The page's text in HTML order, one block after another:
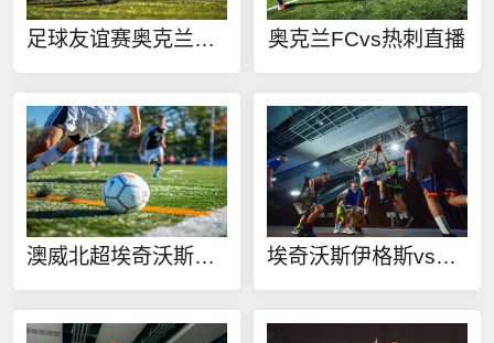
足球友谊赛奥克兰FCvs热刺在线观看 奥克兰FCvs热刺直播
澳威北超埃奇沃斯伊格斯vs纽卡斯尔奥林匹克在线观看 埃奇沃斯伊格斯vs纽卡斯尔奥林匹克直播